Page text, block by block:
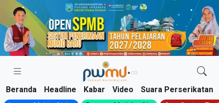
Skip
content
Beranda Headline Kabar Video Suara Perserikatan